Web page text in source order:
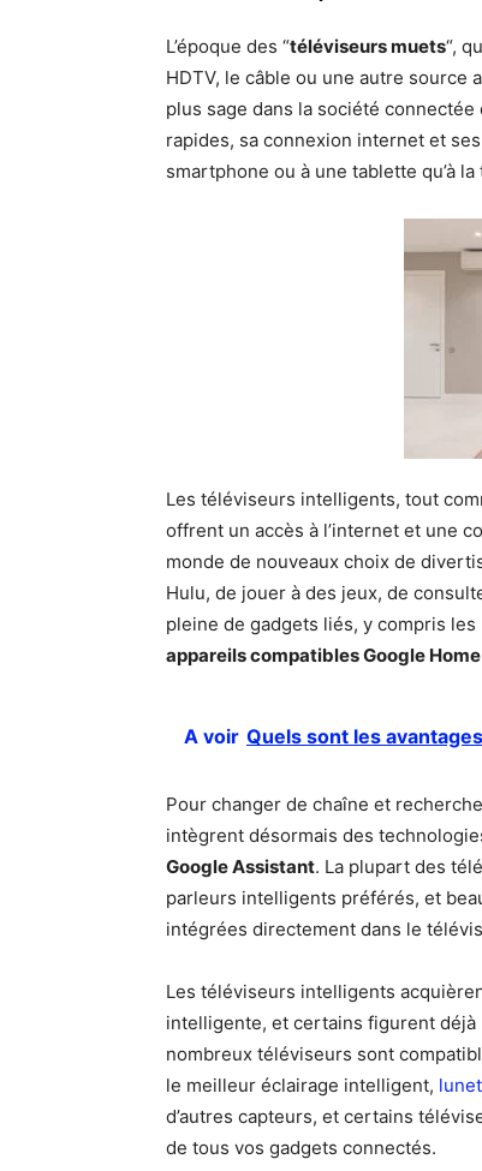
L’époque des “téléviseurs muets“,
HDTV, le câble ou une autre source
plus sage dans la société connectée
rapides, sa connexion internet et
smartphone ou à une tablette qu’à
Les téléviseurs intelligents, tout
offrent un accès à l’internet et une
monde de nouveaux choix de
Hulu, de jouer à des jeux, de
pleine de gadgets liés, y compris
appareils compatibles Google Home
A voir Quels sont les
Pour changer de chaîne et
intègrent désormais des
Google Assistant. La plupart des
parleurs intelligents préférés, et
intégrées directement dans le
Les téléviseurs intelligents
intelligente, et certains figurent
nombreux téléviseurs sont
le meilleur éclairage intelligent,
d’autres capteurs, et certains
de tous vos gadgets connectés.